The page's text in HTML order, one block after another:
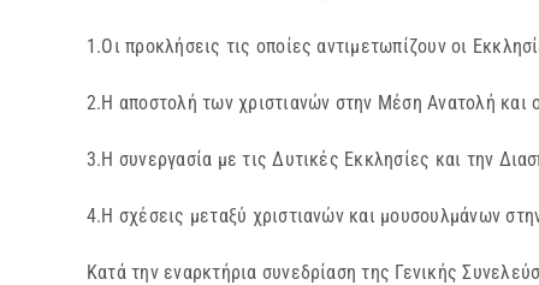
1.Οι προκλήσεις τις οποίες αντιμετωπίζουν οι
2.Η αποστολή των χριστιανών στην Μέση Ανατολή και
3.Η συνεργασία με τις Δυτικές Εκκλησίες και την
4.Η σχέσεις μεταξύ χριστιανών και μουσουλμάνων
Κατά την εναρκτήρια συνεδρίαση της Γενικής